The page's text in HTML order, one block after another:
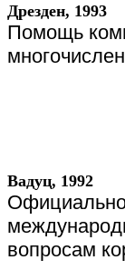
Дрезден, 1993
Помощь
Вадуц, 1992
вопросам